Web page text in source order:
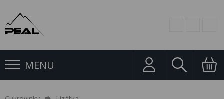
MENU